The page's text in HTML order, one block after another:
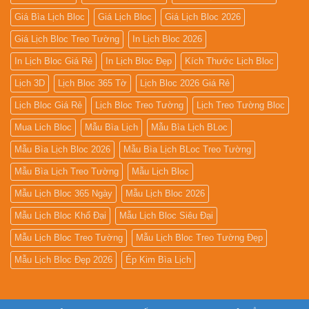
Giá Bìa Lịch Bloc Giá Lịch Bloc Giá Lịch Bloc 2026
Giá Lịch Bloc Treo Tường In Lịch Bloc 2026
In Lịch Bloc Giá Rẻ In Lịch Bloc Đẹp Kích Thước Lịch Bloc
Lịch 3D Lịch Bloc 365 Tờ Lịch Bloc 2026 Giá Rẻ
Lịch Bloc Giá Rẻ Lịch Bloc Treo Tường Lịch Treo Tường Bloc
Mua Lich Bloc Mẫu Bìa Lịch Mẫu Bìa Lịch BLoc
Mẫu Bìa Lịch Bloc 2026 Mẫu Bìa Lịch BLoc Treo Tường
Mẫu Bìa Lịch Treo Tường Mẫu Lịch Bloc
Mẫu Lịch Bloc 365 Ngày Mẫu Lịch Bloc 2026
Mẫu Lịch Bloc Khổ Đại Mẫu Lịch Bloc Siêu Đại
Mẫu Lịch Bloc Treo Tường Mẫu Lịch Bloc Treo Tường Đẹp
Mẫu Lịch Bloc Đẹp 2026 Ép Kim Bìa Lịch